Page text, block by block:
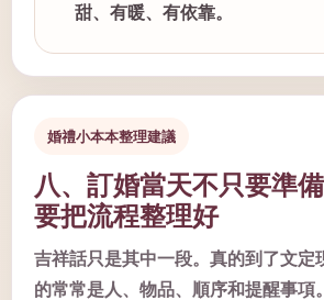
甜、有暖、有依靠。
婚禮小本本整理建議
八、訂婚當天不只要準
要把流程整理好
吉祥話只是其中一段。真的到了文定
的常常是人、物品、順序和提醒事項。